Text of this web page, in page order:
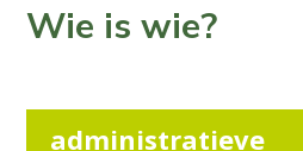
Wie is wie?
administratieve